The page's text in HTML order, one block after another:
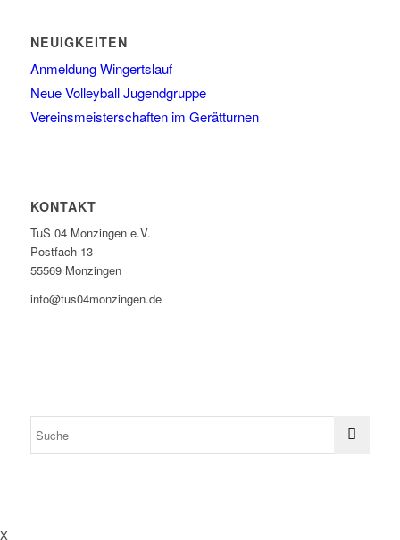
NEUIGKEITEN
Anmeldung Wingertslauf
Neue Volleyball Jugendgruppe
Vereinsmeisterschaften im Gerätturnen
KONTAKT
TuS 04 Monzingen e.V.
Postfach 13
55569 Monzingen
info@tus04monzingen.de
X